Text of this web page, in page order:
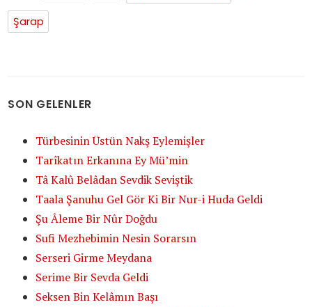
Şarap
SON GELENLER
Türbesinin Üstün Nakş Eylemişler
Tarîkatın Erkanına Ey Mü’min
Tâ Kalû Belâdan Sevdik Seviştik
Taala Şanuhu Gel Gör Ki Bir Nur-i Huda Geldi
Şu Âleme Bir Nûr Doğdu
Sufi Mezhebimin Nesin Sorarsın
Serseri Girme Meydana
Serime Bir Sevda Geldi
Seksen Bin Kelâmın Başı